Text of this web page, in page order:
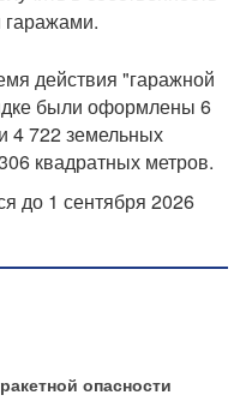
гаражами.
действия "гаражной
были оформлены 6
4 722 земельных
квадратных метров.
до 1 сентября 2026
опасности